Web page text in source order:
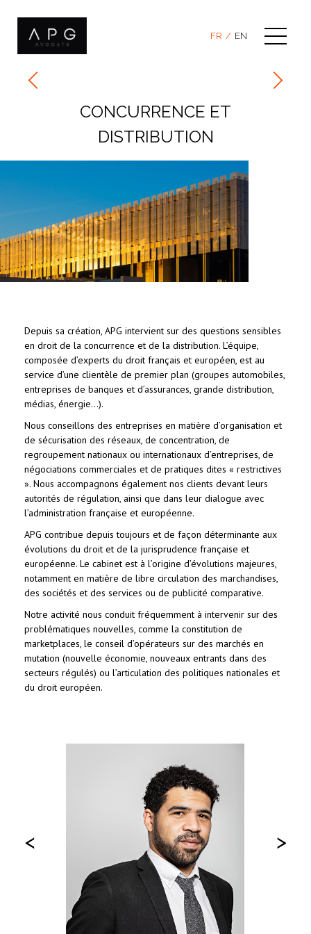
content
FR EN
CONCURRENCE ET
DISTRIBUTION
Depuis sa création, APG intervient sur des questions sensibles
en droit de la concurrence et de la distribution. L’équipe,
composée d’experts du droit français et européen, est au
service d’une clientèle de premier plan (groupes automobiles,
entreprises de banques et d’assurances, grande distribution,
médias, énergie…).
Nous conseillons des entreprises en matière d’organisation et
de sécurisation des réseaux, de concentration, de
regroupement nationaux ou internationaux d’entreprises, de
négociations commerciales et de pratiques dites « restrictives
». Nous accompagnons également nos clients devant leurs
autorités de régulation, ainsi que dans leur dialogue avec
l’administration française et européenne.
APG contribue depuis toujours et de façon déterminante aux
évolutions du droit et de la jurisprudence française et
européenne. Le cabinet est à l’origine d’évolutions majeures,
notamment en matière de libre circulation des marchandises,
des sociétés et des services ou de publicité comparative.
Notre activité nous conduit fréquemment à intervenir sur des
problématiques nouvelles, comme la constitution de
marketplaces, le conseil d’opérateurs sur des marchés en
mutation (nouvelle économie, nouveaux entrants dans des
secteurs régulés) ou l’articulation des politiques nationales et
du droit européen.